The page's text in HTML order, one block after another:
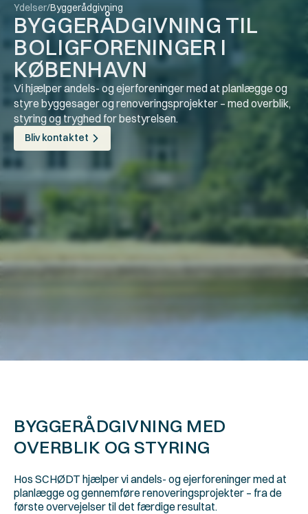
Ydelser/Byggerådgivning
BYGGERÅDGIVNING TIL
BOLIGFORENINGER I
KØBENHAVN
Vi hjælper andels- og ejerforeninger med at planlægge og
styre byggesager og renoveringsprojekter – med overblik,
styring og tryghed for bestyrelsen.
Bliv kontaktet
BYGGERÅDGIVNING MED
OVERBLIK OG STYRING
Hos SCHØDT hjælper vi andels- og ejerforeninger med at
planlægge og gennemføre renoveringsprojekter – fra de
første overvejelser til det færdige resultat.